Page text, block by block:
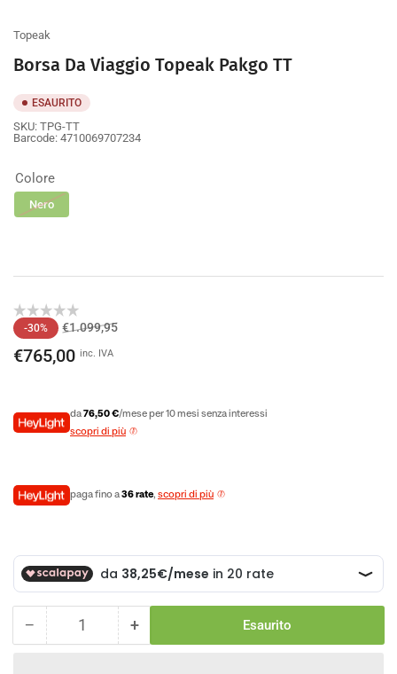
Topeak
Borsa Da Viaggio Topeak Pakgo TT
ESAURITO
SKU: TPG-TT
Barcode: 4710069707234
Colore
Nero
Prezzo
di
-30% €1.099,95Prezzo
€765,00 inc. IVA
da76,50 €/mese per 10 mesi senza interessi
scopri di più
paga fino a36 rate, scopri di più
− Diminuisci
Quantità +Aumenta
Esaurito